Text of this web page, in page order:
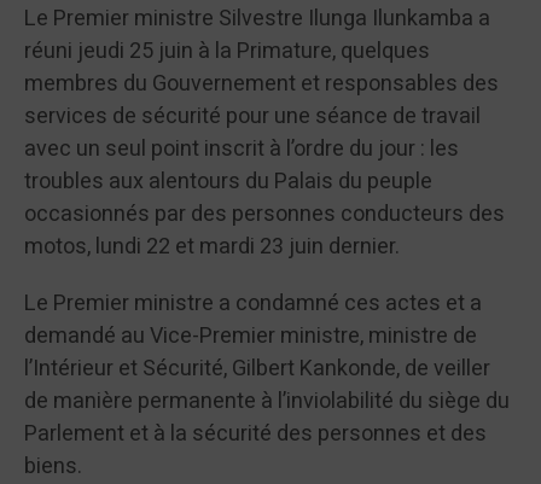
Le Premier ministre Silvestre Ilunga Ilunkamba a
réuni jeudi 25 juin à la Primature, quelques
membres du Gouvernement et responsables des
services de sécurité pour une séance de travail
avec un seul point inscrit à l’ordre du jour : les
troubles aux alentours du Palais du peuple
occasionnés par des personnes conducteurs des
motos, lundi 22 et mardi 23 juin dernier.
Le Premier ministre a condamné ces actes et a
demandé au Vice-Premier ministre, ministre de
l’Intérieur et Sécurité, Gilbert Kankonde, de veiller
de manière permanente à l’inviolabilité du siège du
Parlement et à la sécurité des personnes et des
biens.